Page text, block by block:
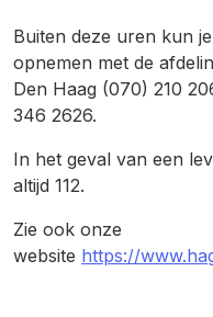
Buiten deze uren kun
opnemen met de
Den Haag (070) 210
346 2626.
In het geval van een
altijd 112.
Zie ook onze
website https://